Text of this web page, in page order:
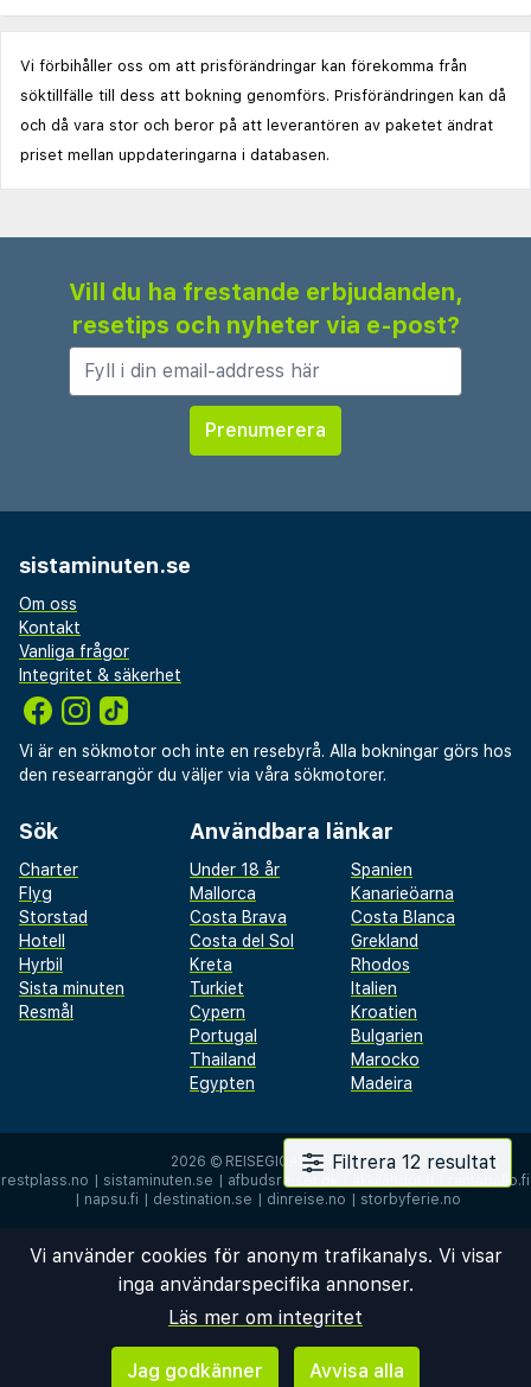
Vi förbihåller oss om att prisförändringar kan förekomma från
söktillfälle till dess att bokning genomförs. Prisförändringen kan då
och då vara stor och beror på att leverantören av paketet ändrat
priset mellan uppdateringarna i databasen.
Filtrera 12 resultat
Vill du ha frestande erbjudanden,
resetips och nyheter via e-post?
sistaminuten.se
Om oss
Kontakt
Vanliga frågor
Integritet & säkerhet
Vi är en sökmotor och inte en resebyrå. Alla bokningar görs hos
den researrangör du väljer via våra sökmotorer.
Sök
Charter
Flyg
Storstad
Hotell
Hyrbil
Sista minuten
Resmål
Användbara länkar
Under 18 år
Spanien
Mallorca
Kanarieöarna
Costa Brava
Costa Blanca
Costa del Sol
Grekland
Kreta
Rhodos
Turkiet
Italien
Cypern
Kroatien
Portugal
Bulgarien
Thailand
Marocko
Egypten
Madeira
2026 © REISEGIGANTEN AS
restplass.no
sistaminuten.se afbudsrejser.dk
rantapallo.fi
napsu.fi destination.se dinreise.no storbyferie.no
Vi använder cookies för anonym trafikanalys. Vi visar
inga användarspecifika annonser.
Läs mer om integritet
Jag godkänner Avvisa alla